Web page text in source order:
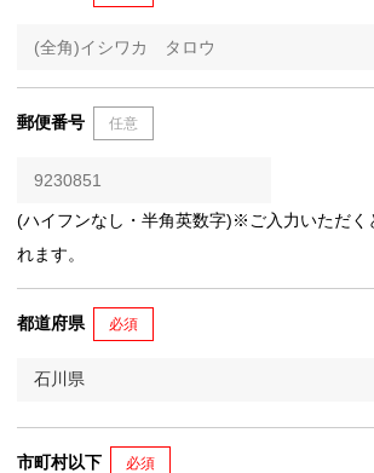
郵便番号 任意
(ハイフンなし・半角英数字)※ご入力いただく
れます。
都道府県 必須
市町村以下 必須